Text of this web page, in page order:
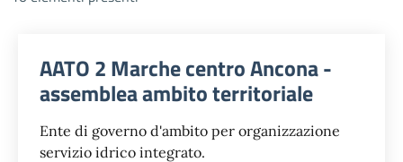
AATO 2 Marche centro Ancona -
assemblea ambito territoriale
Ente di governo d'ambito per organizzazione
servizio idrico integrato.